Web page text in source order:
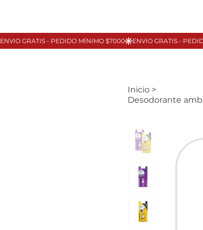
Inicio >
Desodorante